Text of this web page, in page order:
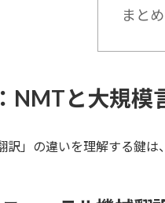
まと
NMTと大規模
訳」の違いを理解する鍵